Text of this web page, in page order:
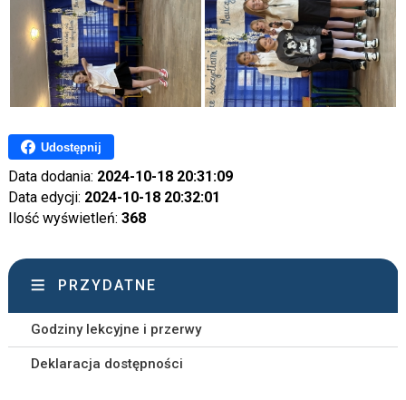
Udostępnij
Data dodania: 2024-10-18 20:31:09
Data edycji: 2024-10-18 20:32:01
Ilość wyświetleń: 368
PRZYDATNE
Godziny lekcyjne i przerwy
Deklaracja dostępności